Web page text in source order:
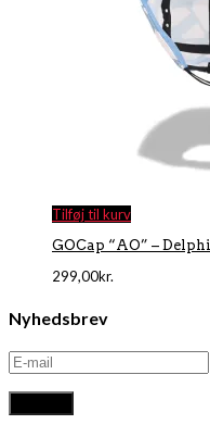
Tilføj til kurv
GOCap “AO” – Delphi
299,00kr.
Nyhedsbrev